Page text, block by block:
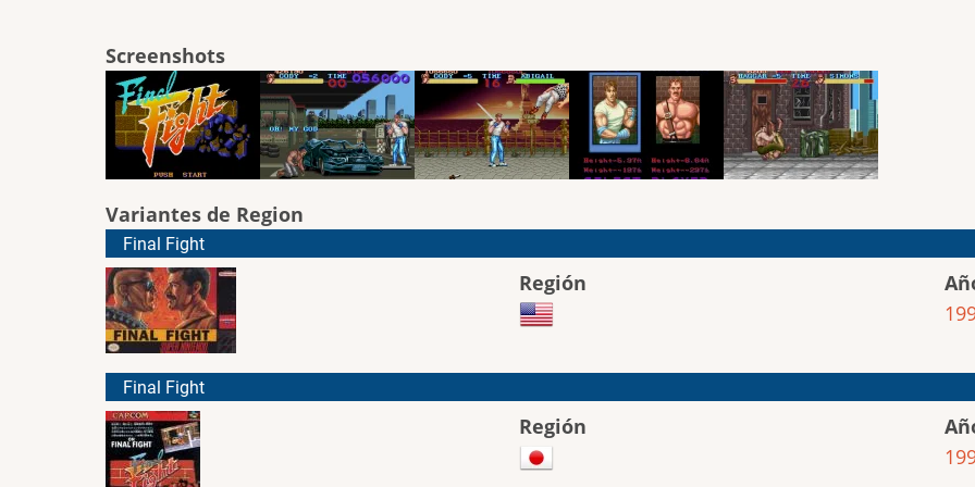
Screenshots
Variantes de Region
Final Fight
Región
Final Fight
Región